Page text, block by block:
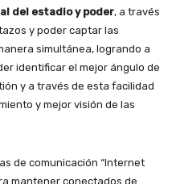
del estadio y poder, a través
y poder captar las
simultánea, logrando a
identificar el mejor ángulo de
y a través de esta facilidad
y mejor visión de las
de comunicación “Internet
mantener conectados de